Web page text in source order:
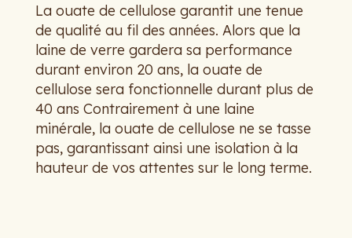
La ouate de cellulose garantit une tenue
de qualité au fil des années. Alors que la
laine de verre gardera sa performance
durant environ 20 ans, la ouate de
cellulose sera fonctionnelle durant plus de
40 ans Contrairement à une laine
minérale, la ouate de cellulose ne se tasse
pas, garantissant ainsi une isolation à la
hauteur de vos attentes sur le long terme.